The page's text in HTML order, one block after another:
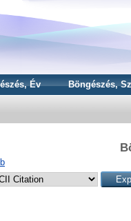
Év Böngészés,